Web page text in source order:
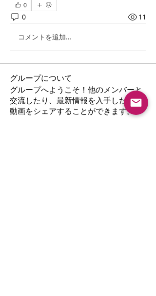
0
0 11
コメントを追加…
グループについて
グループへようこそ！他のメンバーと
交流したり、最新情報を入手したり、
動画をシェアすることができます。